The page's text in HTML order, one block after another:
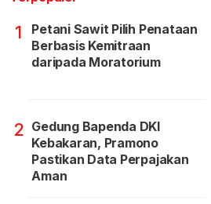
1
Petani Sawit Pilih Penataan
Berbasis Kemitraan
daripada Moratorium
2 Gedung Bapenda DKI
Kebakaran, Pramono
Pastikan Data Perpajakan
Aman